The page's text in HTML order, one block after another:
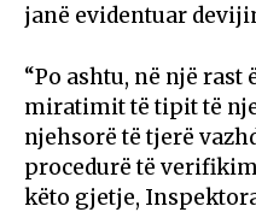
janë evidentuar
“Po ashtu, në një rast
miratimit të tipit të
njehsorë të tjerë
procedurë të
këto gjetje,